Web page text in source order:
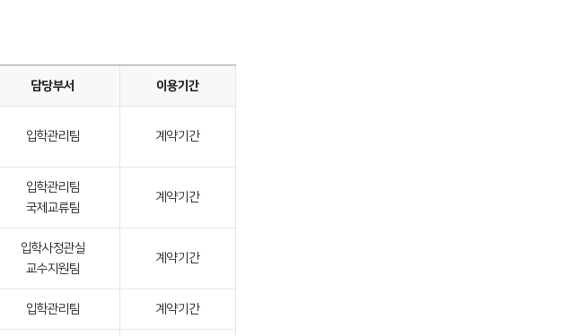
담당부서 이용기간
입학관리팀 계약기간
입학관리팀
국제교류팀
계약기간
입학사정관실
교수지원팀
계약기간
입학관리팀 계약기간